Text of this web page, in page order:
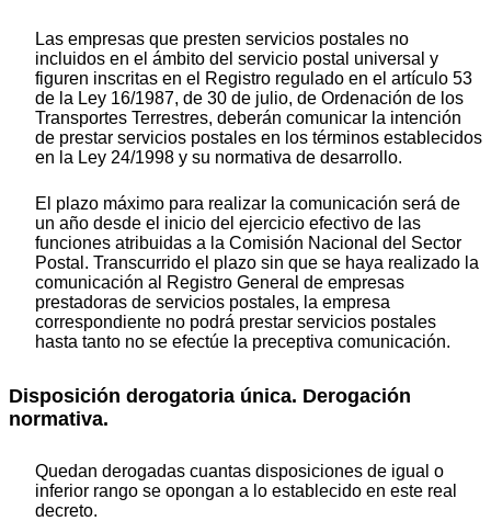
Las empresas que presten servicios postales no
incluidos en el ámbito del servicio postal universal y
figuren inscritas en el Registro regulado en el artículo 53
de la Ley 16/1987, de 30 de julio, de Ordenación de los
Transportes Terrestres, deberán comunicar la intención
de prestar servicios postales en los términos establecidos
en la Ley 24/1998 y su normativa de desarrollo.
El plazo máximo para realizar la comunicación será de
un año desde el inicio del ejercicio efectivo de las
funciones atribuidas a la Comisión Nacional del Sector
Postal. Transcurrido el plazo sin que se haya realizado la
comunicación al Registro General de empresas
prestadoras de servicios postales, la empresa
correspondiente no podrá prestar servicios postales
hasta tanto no se efectúe la preceptiva comunicación.
Disposición derogatoria única. Derogación
normativa.
Quedan derogadas cuantas disposiciones de igual o
inferior rango se opongan a lo establecido en este real
decreto.